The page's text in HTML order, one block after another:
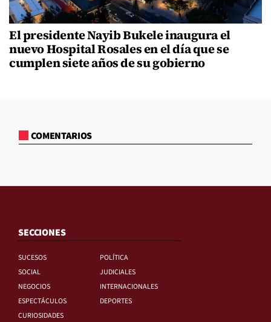
El presidente Nayib Bukele inaugura el
nuevo Hospital Rosales en el día que se
cumplen siete años de su gobierno
COMENTARIOS
SECCIONES
SUCESOS
POLÍTICA
SOCIAL
JUDICIALES
NEGOCIOS
INTERNACIONALES
ESPECTÁCULOS
DEPORTES
CURIOSIDADES